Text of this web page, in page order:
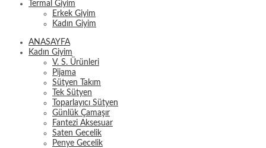
Termal Giyim
Erkek Giyim
Kadın Giyim
ANASAYFA
Kadın Giyim
V. S. Ürünleri
Pijama
Sütyen Takım
Tek Sütyen
Toparlayıcı Sütyen
Günlük Çamaşır
Fantezi Aksesuar
Saten Gecelik
Penye Gecelik